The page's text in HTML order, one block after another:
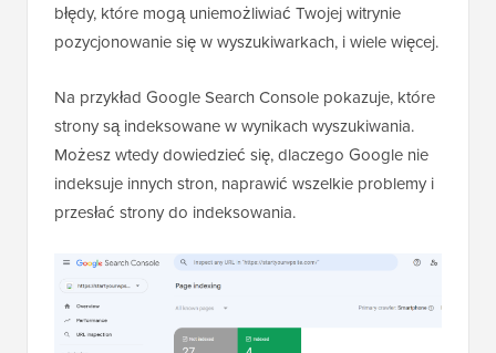
błędy, które mogą uniemożliwiać Twojej witrynie
pozycjonowanie się w wyszukiwarkach, i wiele więcej.
Na przykład Google Search Console pokazuje, które
strony są indeksowane w wynikach wyszukiwania.
Możesz wtedy dowiedzieć się, dlaczego Google nie
indeksuje innych stron, naprawić wszelkie problemy i
przesłać strony do indeksowania.